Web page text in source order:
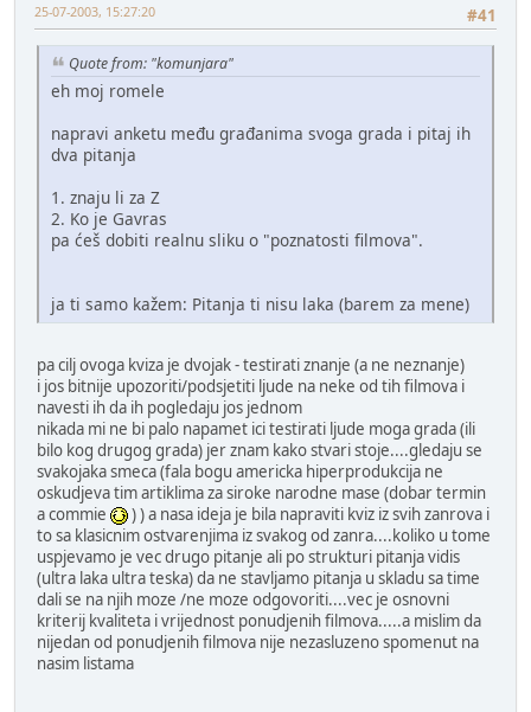
#41
25-07-2003, 15:27:20
Quote from: "komunjara"
eh moj romele
napravi anketu među građanima svoga grada i pitaj ih
dva pitanja
1. znaju li za Z
2. Ko je Gavras
pa ćeš dobiti realnu sliku o "poznatosti filmova".
ja ti samo kažem: Pitanja ti nisu laka (barem za mene)
pa cilj ovoga kviza je dvojak - testirati znanje (a ne neznanje)
i jos bitnije upozoriti/podsjetiti ljude na neke od tih filmova i
navesti ih da ih pogledaju jos jednom
nikada mi ne bi palo napamet ici testirati ljude moga grada (ili
bilo kog drugog grada) jer znam kako stvari stoje....gledaju se
svakojaka smeca (fala bogu americka hiperprodukcija ne
oskudjeva tim artiklima za siroke narodne mase (dobar termin
a commie
) ) a nasa ideja je bila napraviti kviz iz svih zanrova i
to sa klasicnim ostvarenjima iz svakog od zanra....koliko u tome
uspjevamo je vec drugo pitanje ali po strukturi pitanja vidis
(ultra laka ultra teska) da ne stavljamo pitanja u skladu sa time
dali se na njih moze /ne moze odgovoriti....vec je osnovni
kriterij kvaliteta i vrijednost ponudjenih filmova.....a mislim da
nijedan od ponudjenih filmova nije nezasluzeno spomenut na
nasim listama